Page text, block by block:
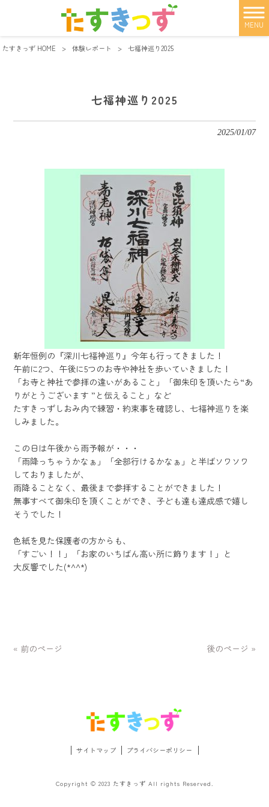
MENU
たすきっず HOME > 体験レポート > 七福神巡り2025
七福神巡り2025
2025/01/07
新年恒例の『深川七福神巡り』今年も行ってきました！
午前に2つ、午後に5つのお寺や神社を歩いていきました！
「お寺と神社で参拝の違いがあること」「御朱印を頂いたら“あ
りがとうございます ”と伝えること」など
たすきっずしおみ内で練習・約束事を確認し、七福神巡りを楽
しみました。
この日は午後から雨予報が・・・
「雨降っちゃうかなぁ」「全部行けるかなぁ」と半ばソワソワ
しておりましたが、
雨降ることなく、最後まで参拝することができました！
無事すべて御朱印を頂くことができ、子ども達も達成感で嬉し
そうでした！
色紙を見た保護者の方からも、
「すごい！！」「お家のいちばん高い所に飾ります！」と
大反響でした(*^^*)
« 前のページ 後のページ »
サイトマップ プライバシーポリシー
Copyright © 2023 たすきっず All rights Reserved.